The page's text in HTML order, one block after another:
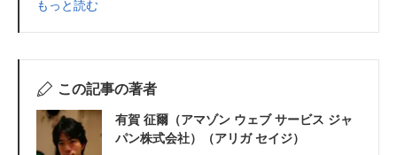
もっと読む
この記事の著者
有賀 征爾（アマゾン ウェブ サービス ジャ
パン株式会社）（アリガ セイジ）